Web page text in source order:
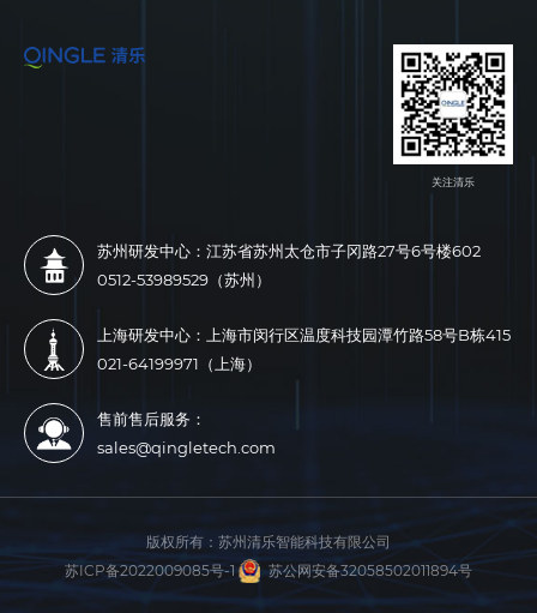
关注清乐
苏州研发中心：江苏省苏州太仓市子冈路27号6号楼602
0512-53989529（苏州）
上海研发中心：上海市闵行区温度科技园潭竹路58号B栋415
021-64199971（上海）
售前售后服务：
sales@qingletech.com
版权所有： 苏州清乐智能科技有限公司
苏ICP备2022009085号-1
苏公网安备32058502011894号